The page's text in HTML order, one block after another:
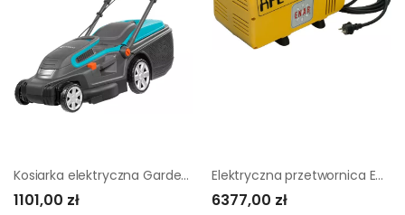
Kosiarka elektryczna Gardena PowerMax 1800/42 |
1101,00 zł
Elektryczna przetwornica Enar AFE 2000M P |
6377,00 zł